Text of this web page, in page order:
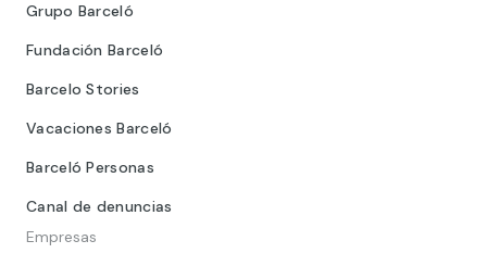
Grupo Barceló
Fundación Barceló
Barcelo Stories
Vacaciones Barceló
Barceló Personas
Canal de denuncias
Empresas